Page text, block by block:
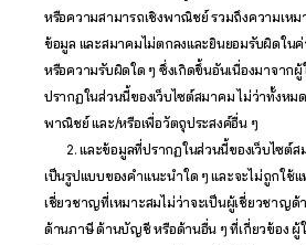
หรือความสามารถเชิงพาณิชย์ รวมถึงความเหม
ข้อมูล และสมาคมไม่ตกลงและยินยอมรับผิดในค่
หรือความรับผิดใด ๆ ซึ่งเกิดขึ้นอันเนื่องมาจาก
ปรากฏในส่วนนี้ของเว็บไซต์สมาคม ไม่ว่าทั้งหม
พาณิชย์ และ/หรือเพื่อวัตถุประสงค์อื่น ๆ
2. และข้อมูลที่ปรากฏในส่วนนี้ของเว็บไซต์
เป็นรูปแบบของคำแนะนำใด ๆ และจะไม่ถูกใช้
เชี่ยวชาญที่เหมาะสมไม่ว่าจะเป็นผู้เชี่ยวชาญด้
ด้านภาษี ด้านบัญชี หรือด้านอื่น ๆ ที่เกี่ยวข้อง ผู้